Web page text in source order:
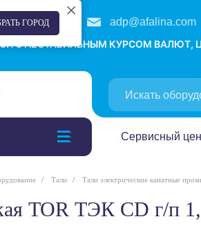
ГОРОД
242-00-58 adp@afalina.com
С НЕСТАБИЛЬНЫМ КУРСОМ
Сервисный
Тали Тали электрические канатные
TOR ТЭК CD г/п